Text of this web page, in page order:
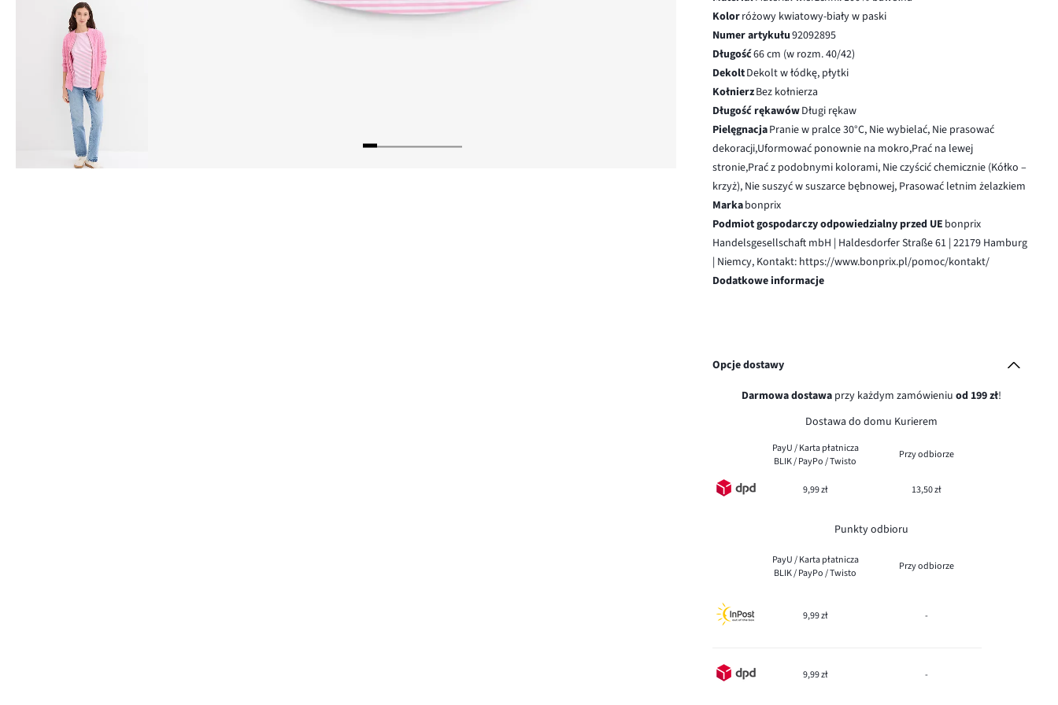
Kolorróżowy kwiatowy-biały w paski
Numer artykułu92092895
Długość66 cm (w rozm. 40/42)
DekoltDekolt w łódkę, płytki
KołnierzBez kołnierza
Długość rękawówDługi rękaw
PielęgnacjaPranie w pralce 30°C, Nie wybielać, Nie prasować
dekoracji,Uformować ponownie na mokro,Prać na lewej
stronie,Prać z podobnymi kolorami, Nie czyścić chemicznie (Kółko –
krzyż), Nie suszyć w suszarce bębnowej, Prasować letnim żelazkiem
Markabonprix
Podmiot gospodarczy odpowiedzialny przed UE bonprix
Handelsgesellschaft mbH | Haldesdorfer Straße 61 | 22179 Hamburg
| Niemcy, Kontakt: https://www.bonprix.pl/pomoc/kontakt/
Dodatkowe informacje
Opcje dostawy
Darmowa dostawaprzy każdym zamówieniu od 199 zł!
Dostawa do domu Kurierem
PayU / Karta płatnicza
BLIK / PayPo / Twisto
Przy odbiorze
9,99 zł 13,50 zł
Punkty odbioru
PayU / Karta płatnicza
BLIK / PayPo / Twisto
Przy odbiorze
9,99 zł -
9,99 zł -